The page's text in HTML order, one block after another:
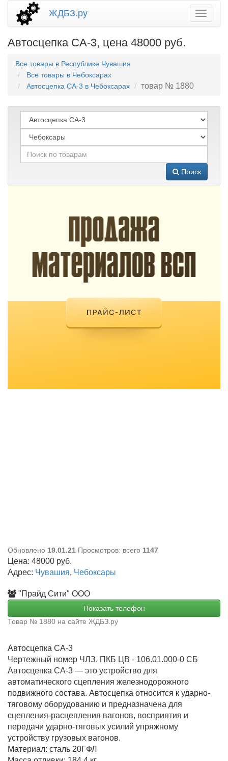
ЖДБЗ.ру
Автосцепка СА-3, цена 48000 руб.
Все товары в Республике Чувашия
Все товары в Чебоксарах
Автосцепка СА-3 в Чебоксарах
товар № 1880
Поиск
Обновлено 19.01.21 Просмотров: всего 1147
Цена: 48000 руб.
Адрес: Чувашия, Чебоксары
"Прайд Сити" ООО
Показать телефон
Товар № 1880 на сайте ЖДБЗ.ру
Автосцепка СА-3
Чертежный номер ЧЛЗ. ПКБ ЦВ - 106.01.000-0 СБ
Автосцепка СА-3 — это устройство для
автоматического сцепления железнодорожного
подвижного состава. Автосцепка относится к ударно-
тяговому оборудованию и предназначена для
сцепления-расцепления вагонов, восприятия и
передачи ударно-тяговых усилий упряжному
устройству грузовых вагонов.
Материал: сталь 20ГФЛ